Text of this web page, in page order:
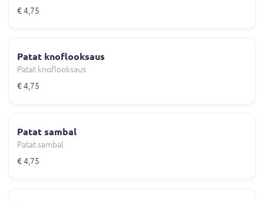
€ 4,75
Patat knoflooksaus
Patat knoflooksaus
€ 4,75
Patat sambal
Patat sambal
€ 4,75